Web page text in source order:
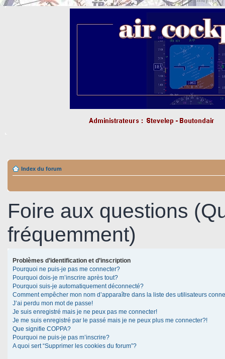
Index du forum
Foire aux questions
fréquemment)
Problèmes d’identification et d’inscription
Pourquoi ne puis-je pas me connecter?
Pourquoi dois-je m’inscrire après tout?
Pourquoi suis-je automatiquement déconnecté?
Comment empêcher mon nom d’apparaître dans la liste des utilisateurs
J’ai perdu mon mot de passe!
Je suis enregistré mais je ne peux pas me connecter!
Je me suis enregistré par le passé mais je ne peux plus me connecter?!
Que signifie COPPA?
Pourquoi ne puis-je pas m’inscrire?
A quoi sert “Supprimer les cookies du forum”?